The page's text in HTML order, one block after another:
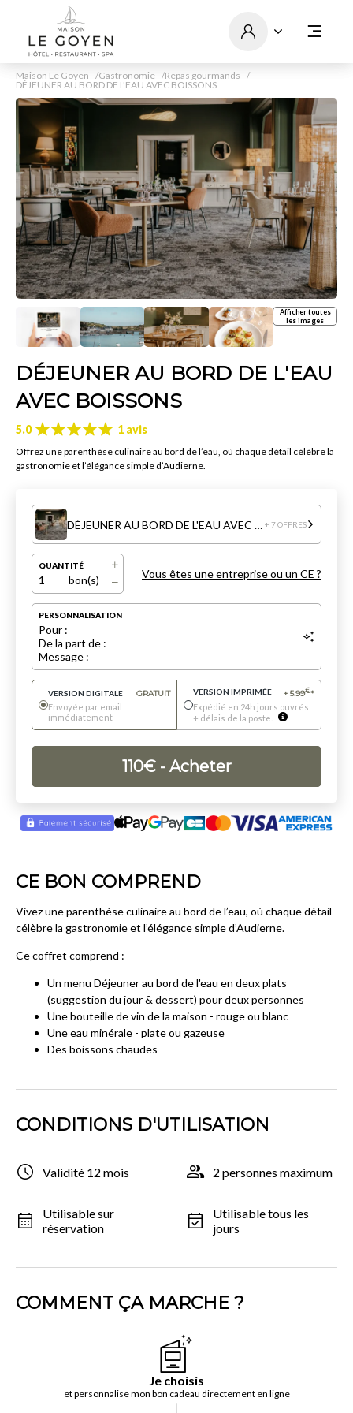
Maison Le Goyen Gastronomie
Repas gourmands
DÉJEUNER AU BORD DE L'EAU AVEC BOISSONS
Afficher toutes
les images
DÉJEUNER AU BORD DE L'EAU
AVEC BOISSONS
5.0 1 avis
Offrez une parenthèse culinaire au bord de l’eau, où chaque détail célèbre la
gastronomie et l’élégance simple d’Audierne.
DÉJEUNER AU BORD DE L'EAU AVEC BOISSONS + 7 OFFRES
QUANTITÉ
1 bon(s) Vous êtes une entreprise ou un CE ?
PERSONNALISATION
Pour :
De la part de :
Message :
VERSION DIGITALE
GRATUIT
Envoyée par email
immédiatement
VERSION IMPRIMÉE + 5.99€*
Expédié en 24h jours ouvrés
+ délais de la poste.
110€- Acheter
CE BON COMPREND
Vivez une parenthèse culinaire au bord de l’eau, où chaque détail
célèbre la gastronomie et l’élégance simple d’Audierne.
Ce coffret comprend :
Un menu Déjeuner au bord de l'eau en deux plats
(suggestion du jour & dessert) pour deux personnes
Une bouteille de vin de la maison - rouge ou blanc
Une eau minérale - plate ou gazeuse
Des boissons chaudes
CONDITIONS D'UTILISATION
Validité 12 mois 2 personnes maximum
Utilisable sur
réservation
Utilisable tous les
jours
COMMENT ÇA MARCHE ?
Je choisis
et personnalise mon bon cadeau directement en ligne